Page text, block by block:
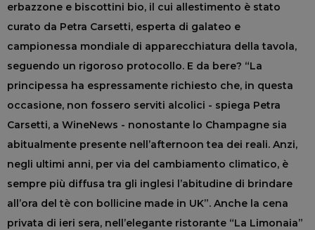
erbazzone e biscottini bio, il cui allestimento è stato
curato da Petra Carsetti, esperta di galateo e
campionessa mondiale di apparecchiatura della tavola,
seguendo un rigoroso protocollo. E da bere? “La
principessa ha espressamente richiesto che, in questa
occasione, non fossero serviti alcolici - spiega Petra
Carsetti, a WineNews - nonostante lo Champagne sia
abitualmente presente nell’afternoon tea dei reali. Anzi,
negli ultimi anni, per via del cambiamento climatico, è
sempre più diffusa tra gli inglesi l’abitudine di brindare
all’ora del tè con bollicine made in UK”. Anche la cena
privata di ieri sera, nell’elegante ristorante “La Limonaia”